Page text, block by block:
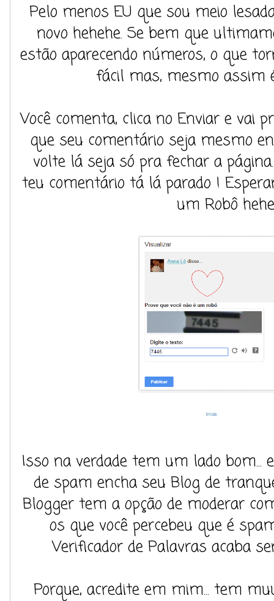
Pelo menos EU que sou meio
novo hehehe. Se bem que
estão aparecendo números, o que
fácil mas, mesmo assim
Você comenta, clica no Enviar e vai
que seu comentário seja mesmo
volte lá seja só pra fechar a
teu comentário tá lá parado !
um Robô
Isso na verdade tem um lado
de spam encha seu Blog de
Blogger tem a opção de moderar
os que você percebeu que é
Verificador de Palavras acaba
Porque, acredite em mim... tem